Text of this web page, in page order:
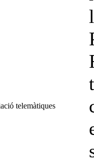
telemàtiques